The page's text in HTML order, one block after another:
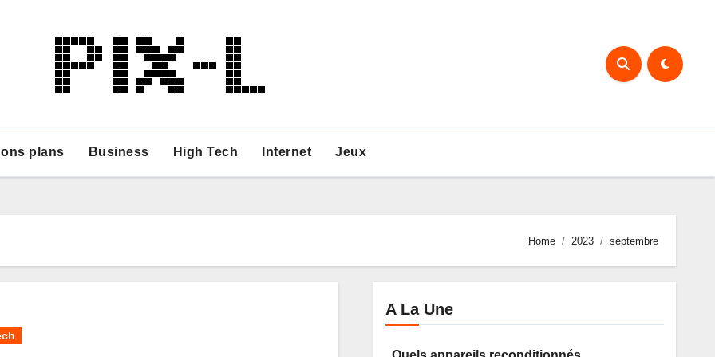
plans Business High Tech Internet Jeux
Home 2023 septembre
A La Une